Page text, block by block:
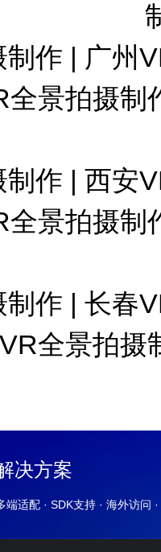
制作 | 广州
全景拍摄制
制作 | 西安
全景拍摄制
制作 | 长春
全景拍摄
决方案
端适配 · SDK支持 · 海外访问